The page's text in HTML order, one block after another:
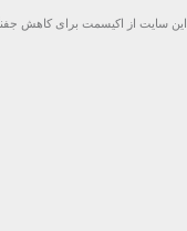
این سایت از اکیسمت برای کاهش